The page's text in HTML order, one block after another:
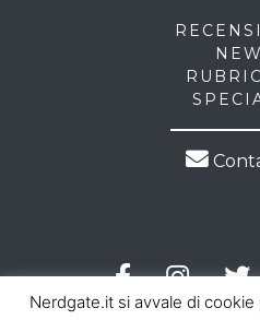
Nerdgate.it si avvale di